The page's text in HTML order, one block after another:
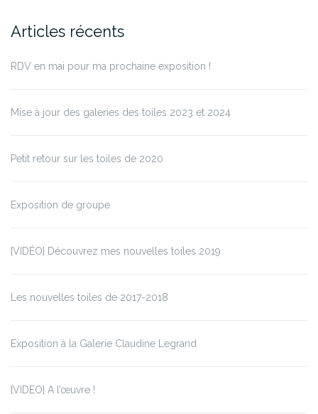
Articles récents
RDV en mai pour ma prochaine exposition !
Mise à jour des galeries des toiles 2023 et 2024
Petit retour sur les toiles de 2020
Exposition de groupe
[VIDÉO] Découvrez mes nouvelles toiles 2019
Les nouvelles toiles de 2017-2018
Exposition à la Galerie Claudine Legrand
[VIDEO] A l’œuvre !